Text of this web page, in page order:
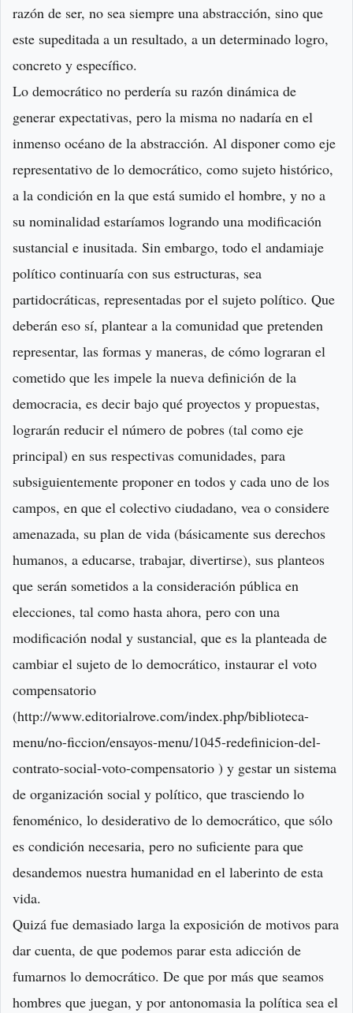
razón de ser, no sea siempre una abstracción, sino que
este supeditada a un resultado, a un determinado logro,
concreto y específico.
Lo democrático no perdería su razón dinámica de
generar expectativas, pero la misma no nadaría en el
inmenso océano de la abstracción. Al disponer como eje
representativo de lo democrático, como sujeto histórico,
a la condición en la que está sumido el hombre, y no a
su nominalidad estaríamos logrando una modificación
sustancial e inusitada. Sin embargo, todo el andamiaje
político continuaría con sus estructuras, sea
partidocráticas, representadas por el sujeto político. Que
deberán eso sí, plantear a la comunidad que pretenden
representar, las formas y maneras, de cómo lograran el
cometido que les impele la nueva definición de la
democracia, es decir bajo qué proyectos y propuestas,
lograrán reducir el número de pobres (tal como eje
principal) en sus respectivas comunidades, para
subsiguientemente proponer en todos y cada uno de los
campos, en que el colectivo ciudadano, vea o considere
amenazada, su plan de vida (básicamente sus derechos
humanos, a educarse, trabajar, divertirse), sus planteos
que serán sometidos a la consideración pública en
elecciones, tal como hasta ahora, pero con una
modificación nodal y sustancial, que es la planteada de
cambiar el sujeto de lo democrático, instaurar el voto
compensatorio
(http://www.editorialrove.com/index.php/biblioteca-
menu/no-ficcion/ensayos-menu/1045-redefinicion-del-
contrato-social-voto-compensatorio ) y gestar un sistema
de organización social y político, que trasciendo lo
fenoménico, lo desiderativo de lo democrático, que sólo
es condición necesaria, pero no suficiente para que
desandemos nuestra humanidad en el laberinto de esta
vida.
Quizá fue demasiado larga la exposición de motivos para
dar cuenta, de que podemos parar esta adicción de
fumarnos lo democrático. De que por más que seamos
hombres que juegan, y por antonomasia la política sea el